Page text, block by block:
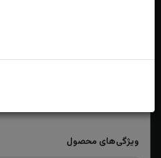
ویژگی‌های محصول